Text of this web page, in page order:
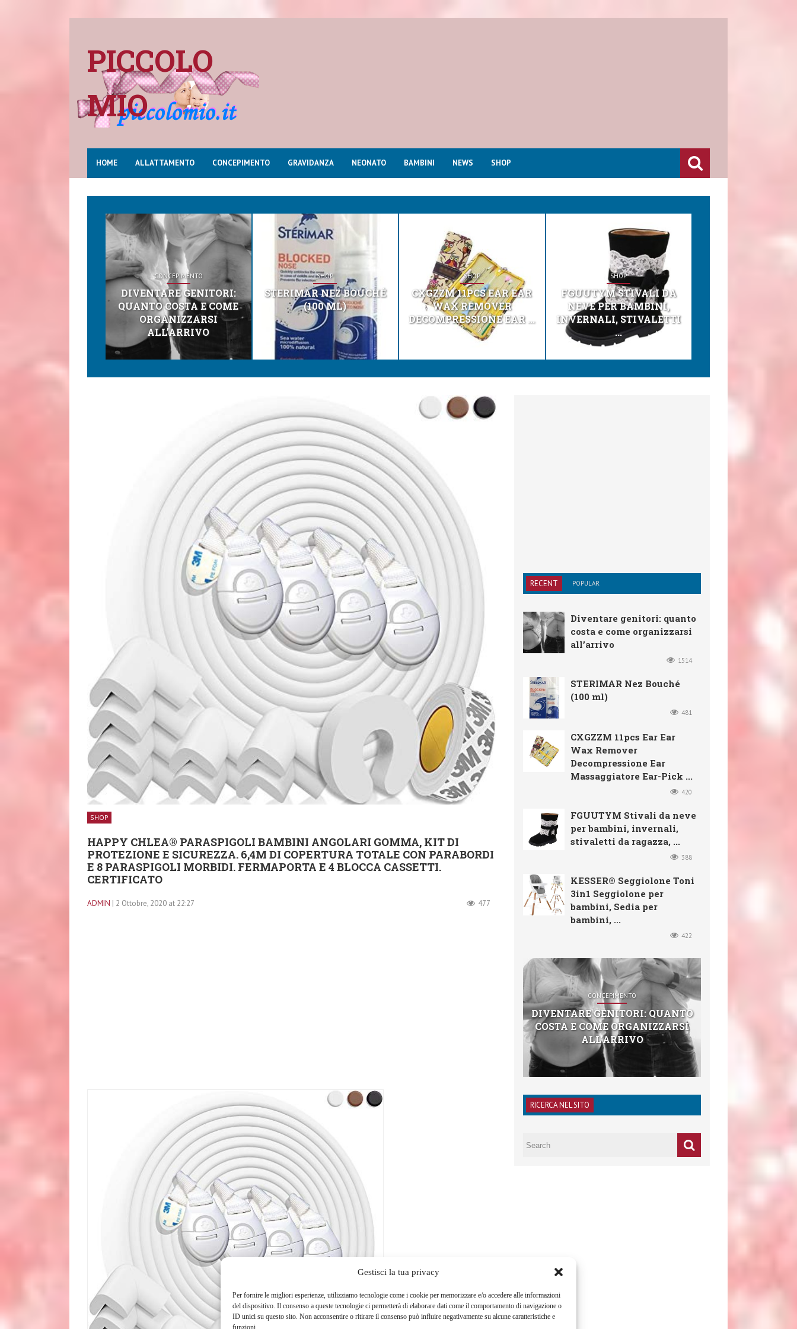
Gestisci la tua privacy
Per fornire le migliori esperienze, utilizziamo tecnologie come i cookie per memorizzare e/o accedere alle informazioni
del dispositivo. Il consenso a queste tecnologie ci permetterà di elaborare dati come il comportamento di navigazione o
ID unici su questo sito. Non acconsentire o ritirare il consenso può influire negativamente su alcune caratteristiche e
funzioni.
PICCOLO
MIO
HOME ALLATTAMENTO CONCEPIMENTO GRAVIDANZA NEONATO BAMBINI NEWS SHOP
CONCEPIMENTO
DIVENTARE GENITORI:
QUANTO COSTA E COME
ORGANIZZARSI
ALL’ARRIVO
SHOP
STERIMAR NEZ BOUCHÉ
(100 ML)
SHOP
CXGZZM 11PCS EAR EAR
WAX REMOVER
DECOMPRESSIONE EAR ...
SHOP
FGUUTYM STIVALI DA
NEVE PER BAMBINI,
INVERNALI, STIVALETTI
...
SHOP
HAPPY CHLEA® PARASPIGOLI BAMBINI ANGOLARI GOMMA, KIT DI
PROTEZIONE E SICUREZZA. 6,4M DI COPERTURA TOTALE CON PARABORDI
E 8 PARASPIGOLI MORBIDI. FERMAPORTA E 4 BLOCCA CASSETTI.
CERTIFICATO
ADMIN | 2 Ottobre, 2020 at 22:27 477
RECENT POPULAR
Diventare genitori: quanto
costa e come organizzarsi
all’arrivo
1514
STERIMAR Nez Bouché
(100 ml)
481
CXGZZM 11pcs Ear Ear
Wax Remover
Decompressione Ear
Massaggiatore Ear-Pick ...
420
FGUUTYM Stivali da neve
per bambini, invernali,
stivaletti da ragazza, ...
388
KESSER® Seggiolone Toni
3in1 Seggiolone per
bambini, Sedia per
bambini, ...
422
CONCEPIMENTO
DIVENTARE GENITORI: QUANTO
COSTA E COME ORGANIZZARSI
ALL’ARRIVO
RICERCA NEL SITO